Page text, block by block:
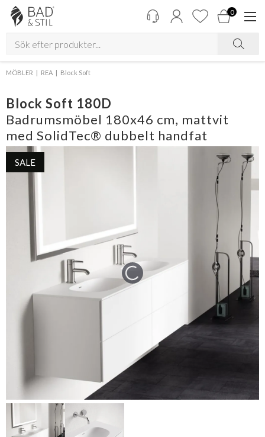
0
MÖBLER REA Block Soft
Block Soft 180D
Badrumsmöbel 180x46 cm, mattvit
med SolidTec® dubbelt handfat
SALE